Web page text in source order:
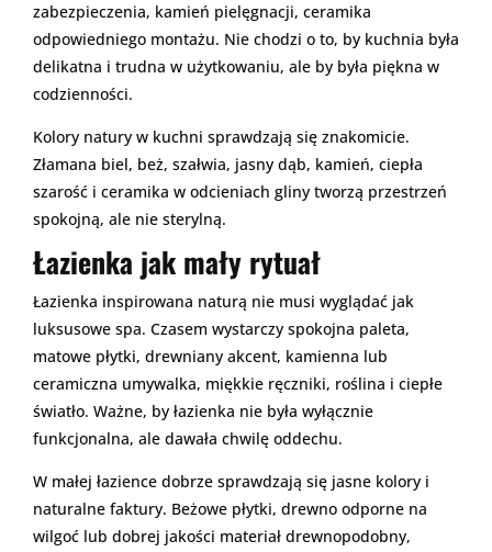
zabezpieczenia, kamień pielęgnacji, ceramika
odpowiedniego montażu. Nie chodzi o to, by kuchnia była
delikatna i trudna w użytkowaniu, ale by była piękna w
codzienności.
Kolory natury w kuchni sprawdzają się znakomicie.
Złamana biel, beż, szałwia, jasny dąb, kamień, ciepła
szarość i ceramika w odcieniach gliny tworzą przestrzeń
spokojną, ale nie sterylną.
Łazienka jak mały rytuał
Łazienka inspirowana naturą nie musi wyglądać jak
luksusowe spa. Czasem wystarczy spokojna paleta,
matowe płytki, drewniany akcent, kamienna lub
ceramiczna umywalka, miękkie ręczniki, roślina i ciepłe
światło. Ważne, by łazienka nie była wyłącznie
funkcjonalna, ale dawała chwilę oddechu.
W małej łazience dobrze sprawdzają się jasne kolory i
naturalne faktury. Beżowe płytki, drewno odporne na
wilgoć lub dobrej jakości materiał drewnopodobny,